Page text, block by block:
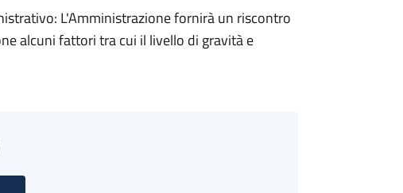
L'Amministrazione fornirà un riscontro
alcuni fattori tra cui il livello di gravità e